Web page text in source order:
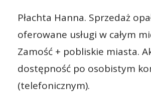
Płachta Hanna. Sprzedaż
oferowane usługi w całym
Zamość + pobliskie miasta.
dostępność po osobistym
(telefonicznym).